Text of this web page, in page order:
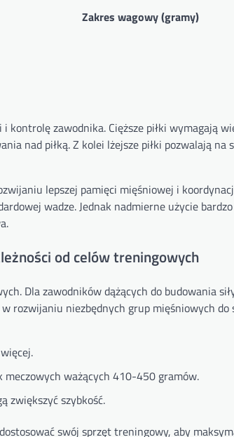
Zakres wagowy (gramy)
zawodnika. Cięższe piłki wymagają
nad piłką. Z kolei lżejsze piłki pozwalają na
lepszej pamięci mięśniowej i
wadze. Jednak nadmierne użycie
od celów treningowych
Dla zawodników dążących do budowania
rozwijaniu niezbędnych grup mięśniowych
meczowych ważących 410-450 gramów.
zwiększyć szybkość.
swój sprzęt treningowy, aby